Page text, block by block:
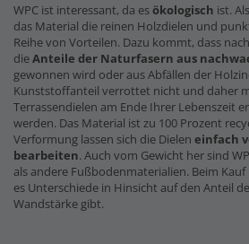
WPC ist interessant, da esökologisch ist.
das Material die reinen Holzdielen und
Reihe von Vorteilen. Dazu kommt, dass
dieAnteile der Naturfasern aus
gewonnen wird oder aus Abfällen der
Kunststoffanteil verrottet nicht und daher
Terrassendielen am Ende Ihrer Lebenszeit
werden. Das Material ist zu 100 Prozent
Verformung lassen sich die Dielen einfach
bearbeiten. Auch vom Gewicht her sind
als andere Fußbodenmaterialien. Beim
es Unterschiede in Hinsicht auf den Anteil
Wandstärke gibt.